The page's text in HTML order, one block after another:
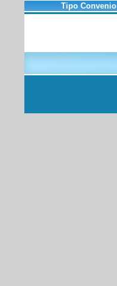
Tipo Convenio